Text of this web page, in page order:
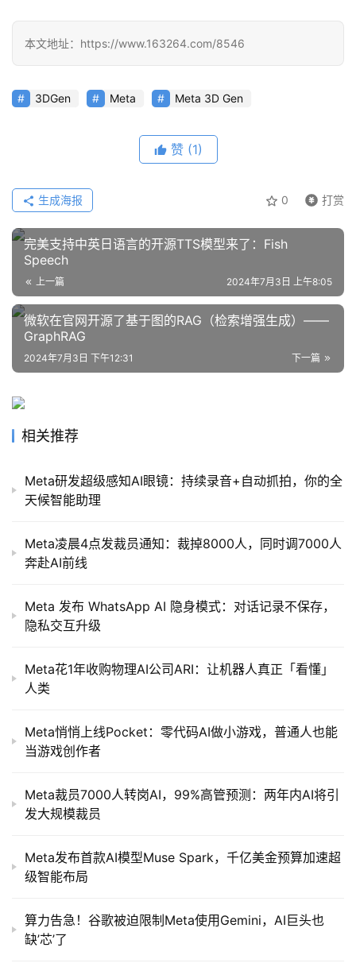
/
好
文
模
型
框
架
报
告
本文地址：https://www.163264.com/8546
3DGen Meta Meta 3D Gen
赞 (1)
0 打赏
生成海报
完美支持中英日语言的开源TTS模型来了：Fish
Speech
上一篇 2024年7月3日 上午8:05
微软在官网开源了基于图的RAG（检索增强生成）——
GraphRAG
下一篇
2024年7月3日 下午12:31
相关推荐
Meta研发超级感知AI眼镜：持续录音+自动抓拍，你的全
天候智能助理
Meta凌晨4点发裁员通知：裁掉8000人，同时调7000人
奔赴AI前线
Meta 发布 WhatsApp AI 隐身模式：对话记录不保存，
隐私交互升级
Meta花1年收购物理AI公司ARI：让机器人真正「看懂」
人类
Meta悄悄上线Pocket：零代码AI做小游戏，普通人也能
当游戏创作者
Meta裁员7000人转岗AI，99%高管预测：两年内AI将引
发大规模裁员
Meta发布首款AI模型Muse Spark，千亿美金预算加速超
级智能布局
算力告急！谷歌被迫限制Meta使用Gemini，AI巨头也
缺’芯’了